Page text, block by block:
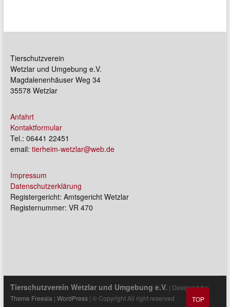
Tierschutzverein
Wetzlar und Umgebung e.V.
Magdalenenhäuser Weg 34
35578 Wetzlar
Anfahrt
Kontaktformular
Tel.: 06441 22451
email: tierheim-wetzlar@web.de
Impressum
Datenschutzerklärung
Registergericht: Amtsgericht Wetzlar
Registernummer: VR 470
Tierschutzverein Wetzlar und Umgebung e.V. | Designed by:
Theme Freesia | WordPress| © Copyright All right reserved TOP